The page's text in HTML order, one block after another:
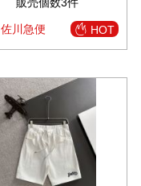
販売個数3件
佐川急便 HOT